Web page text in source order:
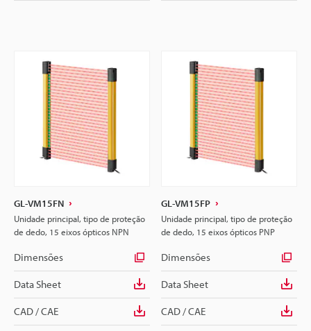
GL-VM15FN
Unidade principal, tipo de proteção
de dedo, 15 eixos ópticos NPN
Dimensões
Data Sheet
CAD / CAE
GL-VM15FP
Unidade principal, tipo de proteção
de dedo, 15 eixos ópticos PNP
Dimensões
Data Sheet
CAD / CAE